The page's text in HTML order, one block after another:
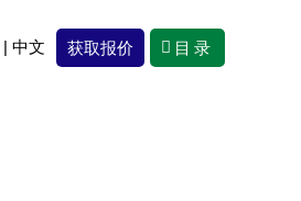
| 中文 获取报价 目录